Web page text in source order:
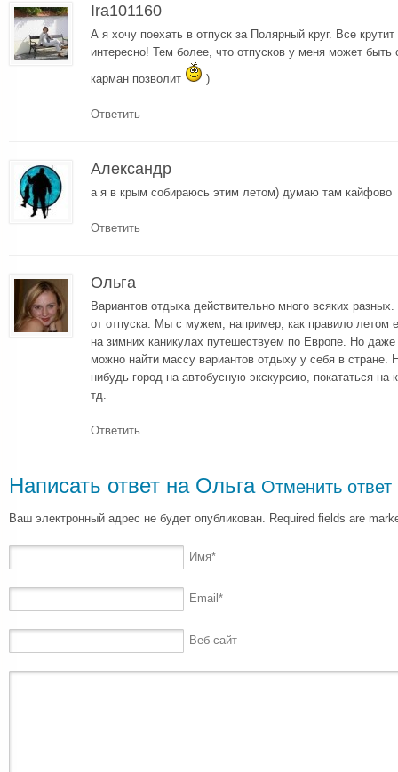
Ira101160
А я хочу поехать в отпуск за Полярный круг. Все
интересно! Тем более, что отпусков у меня может быть
карман позволит
)
Ответить
Александр
а я в крым собираюсь этим летом) думаю там кайфово
Ответить
Ольга
Вариантов отдыха действительно много всяких разных.
от отпуска. Мы с мужем, например, как правило летом
на зимних каникулах путешествуем по Европе. Но даже
можно найти массу вариантов отдыху у себя в стране.
нибудь город на автобусную экскурсию, покататься на
тд.
Ответить
Написать ответ на Ольга Отменить ответ
Ваш электронный адрес не будет опубликован. Required fields are
Имя*
Email *
Веб-сайт